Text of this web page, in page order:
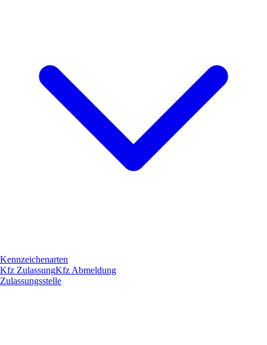
Kennzeichenarten
Kfz ZulassungKfz Abmeldung
Zulassungsstelle